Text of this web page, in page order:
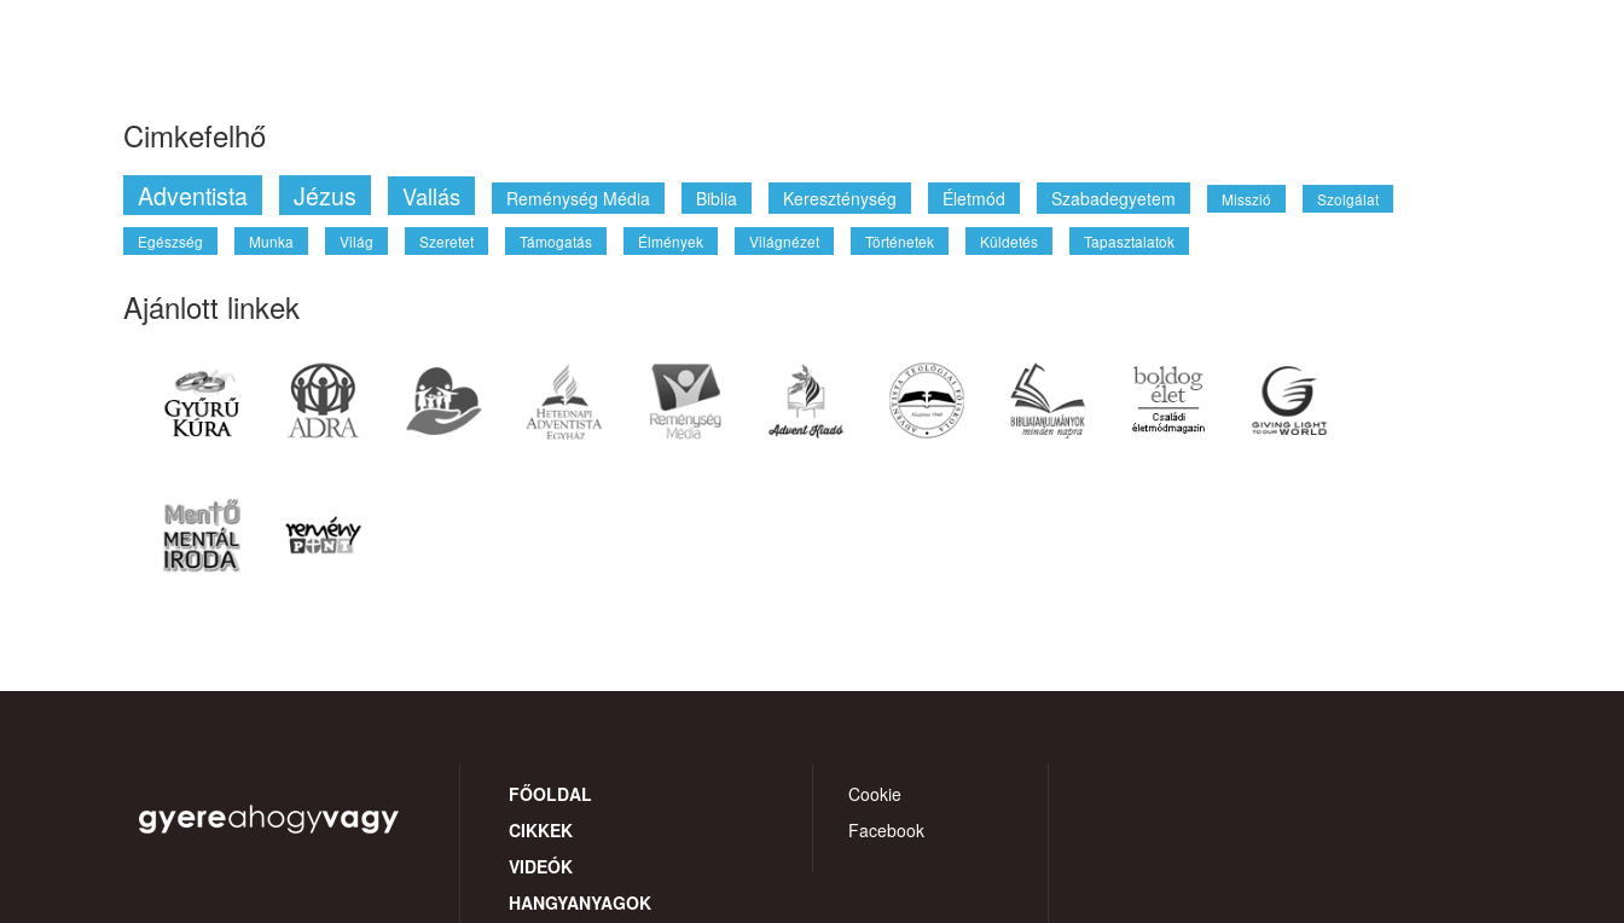
Cimkefelhő
Adventista Jézus Vallás Reménység Média Biblia Kereszténység Életmód Szabadegyetem Misszió Szolgálat
Egészség Munka Világ Szeretet Támogatás Élmények Világnézet Történetek Küldetés Tapasztalatok
Ajánlott linkek
FŐOLDAL
CIKKEK
VIDEÓK
HANGYANYAGOK
Cookie
Facebook